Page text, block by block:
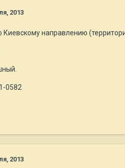
2013
Киевскому направлению
0582
2013